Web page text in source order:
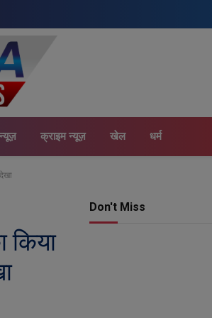
क्राइम न्यूज़ खेल धर्म
किया
Don't Miss